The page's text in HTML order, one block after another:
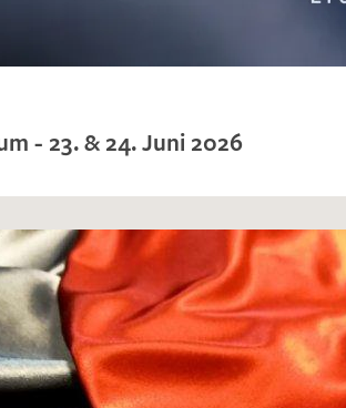
keine Produkte auf Ihrer
dennoch eine individuelle
stellen wollen, vermerken
bitte im Feld "Anmerkungen".
- 23. & 24. Juni 2026